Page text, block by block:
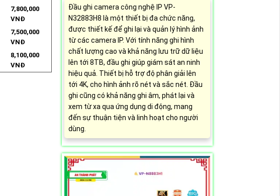
7,800,000
VNĐ
7,500,000
VNĐ
8,100,000
VNĐ
Đầu ghi camera công nghệ IP VP-
N32883H8 là một thiết bị đa chức năng,
được thiết kế để ghi lại và quản lý hình ảnh
từ các camera IP. Với tính năng ghi hình
chất lượng cao và khả năng lưu trữ dữ liệu
lên tới 8TB, đầu ghi giúp giám sát an ninh
hiệu quả. Thiết bị hỗ trợ độ phân giải lên
tới 4K, cho hình ảnh rõ nét và sắc nét. Đầu
ghi cũng có khả năng ghi âm, phát lại và
xem từ xa qua ứng dụng di động, mang
đến sự thuận tiện và linh hoạt cho người
dùng.